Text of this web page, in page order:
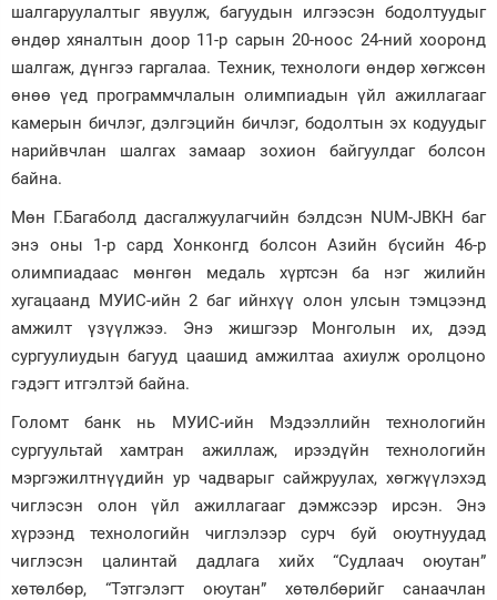
шалгаруулалтыг явуулж, багуудын илгээсэн бодолтуудыг
өндөр хяналтын доор 11-р сарын 20-ноос 24-ний хооронд
шалгаж, дүнгээ гаргалаа. Техник, технологи өндөр хөгжсөн
өнөө үед программчлалын олимпиадын үйл ажиллагааг
камерын бичлэг, дэлгэцийн бичлэг, бодолтын эх кодуудыг
нарийвчлан шалгах замаар зохион байгуулдаг болсон
байна.
Мөн Г.Багаболд дасгалжуулагчийн бэлдсэн NUM-JBKH баг
энэ оны 1-р сард Хонконгд болсон Азийн бүсийн 46-р
олимпиадаас мөнгөн медаль хүртсэн ба нэг жилийн
хугацаанд МУИС-ийн 2 баг ийнхүү олон улсын тэмцээнд
амжилт үзүүлжээ. Энэ жишгээр Монголын их, дээд
сургуулиудын багууд цаашид амжилтаа ахиулж оролцоно
гэдэгт итгэлтэй байна.
Голомт банк нь МУИС-ийн Мэдээллийн технологийн
сургуультай хамтран ажиллаж, ирээдүйн технологийн
мэргэжилтнүүдийн ур чадварыг сайжруулах, хөгжүүлэхэд
чиглэсэн олон үйл ажиллагааг дэмжсээр ирсэн. Энэ
хүрээнд технологийн чиглэлээр сурч буй оюутнуудад
чиглэсэн цалинтай дадлага хийх “Судлаач оюутан”
хөтөлбөр, “Тэтгэлэгт оюутан” хөтөлбөрийг санаачлан